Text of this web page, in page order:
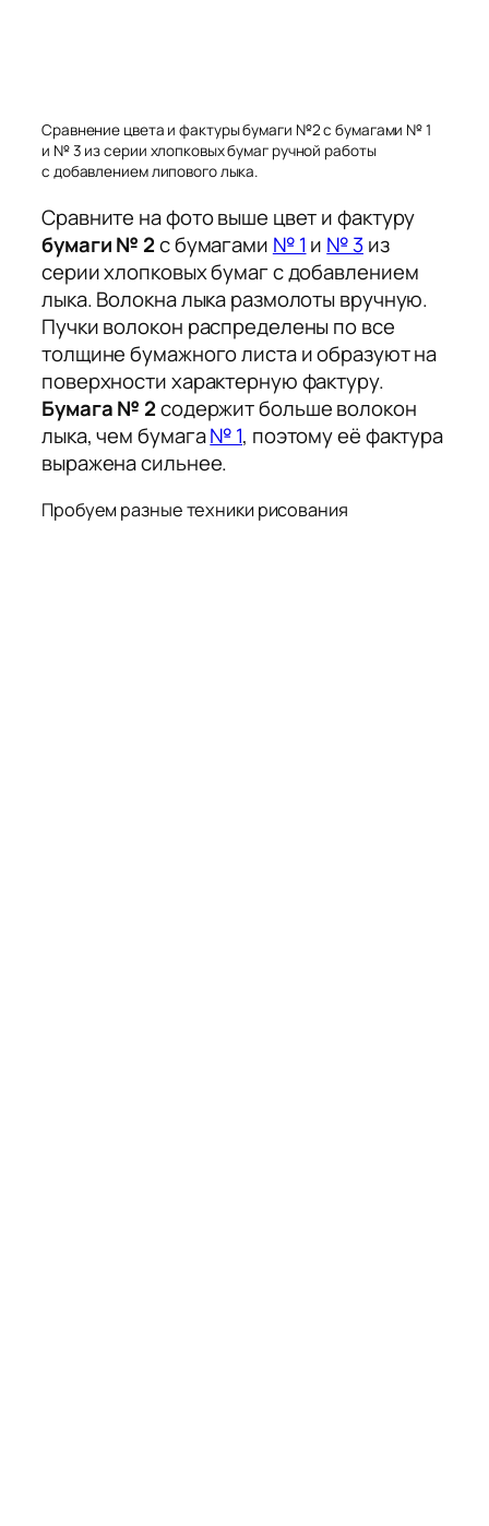
Сравнение цвета и фактуры бумаги №2 с бумагами № 1
и № 3 из серии хлопковых бумаг ручной работы
с добавлением липового лыка.
Сравните на фото выше цвет и фактуру
бумаги № 2с бумагами № 1 и № 3 из
серии хлопковых бумаг с добавлением
лыка. Волокна лыка размолоты вручную.
Пучки волокон распределены по все
толщине бумажного листа и образуют на
поверхности характерную фактуру.
Бумага № 2содержит больше волокон
лыка, чем бумага№ 1, поэтому её фактура
выражена сильнее.
Пробуем разные техники рисования